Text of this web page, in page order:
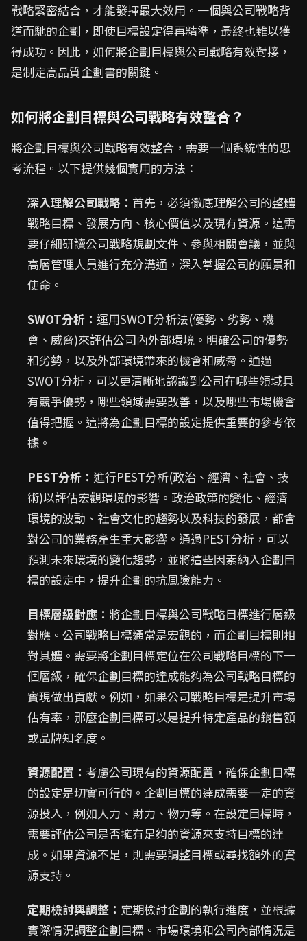
戰略緊密結合，才能發揮最大效用。一個與公司戰略背
道而馳的企劃，即使目標設定得再精準，最終也難以獲
得成功。因此，如何將企劃目標與公司戰略有效對接，
是制定高品質企劃書的關鍵。
如何將企劃目標與公司戰略有效整合？
將企劃目標與公司戰略有效整合，需要一個系統性的思
考流程。以下提供幾個實用的方法：
深入理解公司戰略： 首先，必須徹底理解公司的整體
戰略目標、發展方向、核心價值以及現有資源。這需
要仔細研讀公司戰略規劃文件、參與相關會議，並與
高層管理人員進行充分溝通，深入掌握公司的願景和
使命。
SWOT分析： 運用SWOT分析法(優勢、劣勢、機
會、威脅)來評估公司內外部環境。明確公司的優勢
和劣勢，以及外部環境帶來的機會和威脅。通過
SWOT分析，可以更清晰地認識到公司在哪些領域具
有競爭優勢，哪些領域需要改善，以及哪些市場機會
值得把握。這將為企劃目標的設定提供重要的參考依
據。
PEST分析： 進行PEST分析(政治、經濟、社會、技
術)以評估宏觀環境的影響。政治政策的變化、經濟
環境的波動、社會文化的趨勢以及科技的發展，都會
對公司的業務產生重大影響。通過PEST分析，可以
預測未來環境的變化趨勢，並將這些因素納入企劃目
標的設定中，提升企劃的抗風險能力。
目標層級對應： 將企劃目標與公司戰略目標進行層級
對應。公司戰略目標通常是宏觀的，而企劃目標則相
對具體。需要將企劃目標定位在公司戰略目標的下一
個層級，確保企劃目標的達成能夠為公司戰略目標的
實現做出貢獻。例如，如果公司戰略目標是提升市場
佔有率，那麼企劃目標可以是提升特定產品的銷售額
或品牌知名度。
資源配置： 考慮公司現有的資源配置，確保企劃目標
的設定是切實可行的。企劃目標的達成需要一定的資
源投入，例如人力、財力、物力等。在設定目標時，
需要評估公司是否擁有足夠的資源來支持目標的達
成。如果資源不足，則需要調整目標或尋找額外的資
源支持。
定期檢討與調整： 定期檢討企劃的執行進度，並根據
實際情況調整企劃目標。市場環境和公司內部情況是